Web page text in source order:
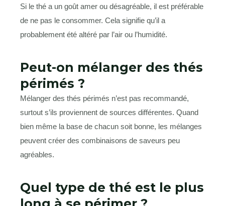
Si le thé a un goût amer ou désagréable, il est préférable
de ne pas le consommer. Cela signifie qu’il a
probablement été altéré par l’air ou l’humidité.
Peut-on mélanger des thés
périmés ?
Mélanger des thés périmés n’est pas recommandé,
surtout s’ils proviennent de sources différentes. Quand
bien même la base de chacun soit bonne, les mélanges
peuvent créer des combinaisons de saveurs peu
agréables.
Quel type de thé est le plus